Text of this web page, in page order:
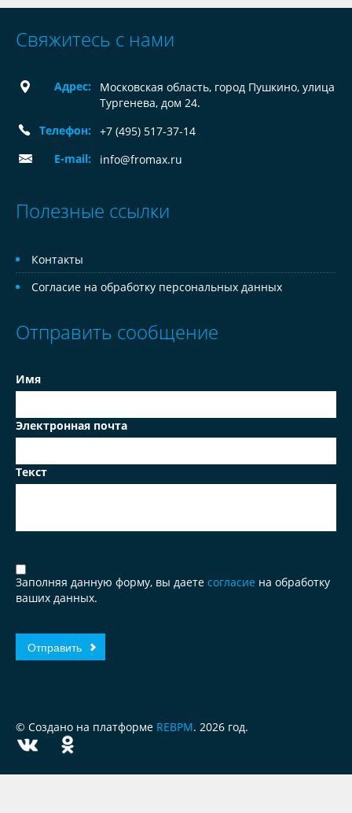
Свяжитесь с нами
Адрес:
Московская область, город Пушкино, улица
Тургенева, дом 24.
Телефон:
+7 (495) 517-37-14
E-mail:
info@fromax.ru
Полезные ссылки
Контакты
Согласие на обработку персональных данных
Отправить сообщение
Имя
Электронная почта
Текст
Заполняя данную форму, вы даете согласие на обработку
ваших данных.
© Создано на платформе REBPM. 2026 год.